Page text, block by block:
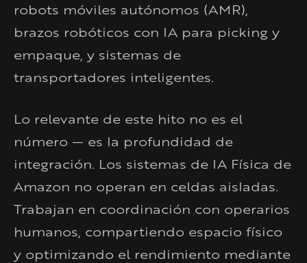
robots móviles autónomos (AMR),
brazos robóticos con IA para picking y
empaque, y sistemas de
transportadores inteligentes.
Lo relevante de este hito no es el
número — es la profundidad de
integración. Los sistemas de IA Física de
Amazon no operan en celdas aisladas.
Trabajan en coordinación con operarios
humanos, compartiendo espacio físico
y optimizando el rendimiento mediante